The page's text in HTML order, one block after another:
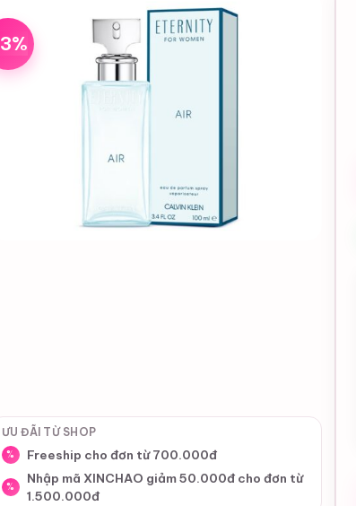
ƯU ĐÃI TỪ SHOP
% Freeship cho đơn từ 700.000đ
%
Nhập mã XINCHAO giảm 50.000đ cho đơn từ
1.500.000đ